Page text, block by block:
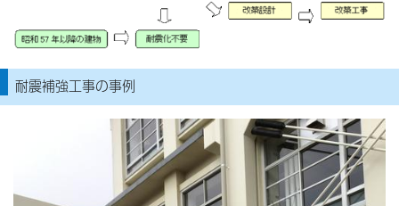
耐震補強工事の事例